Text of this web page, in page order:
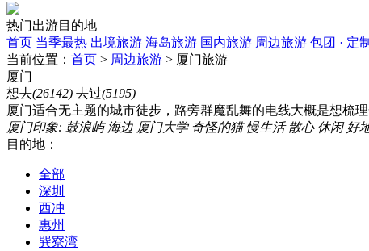
热门出游目的地
首页 当季最热 出境旅游 海岛旅游 国内旅游 周边旅游 包团 · 定制
当前位置： 首页 > 周边旅游 > 厦门旅游
厦门
想去(26142) 去过(5195)
厦门适合无主题的城市徒步，路旁群魔乱舞的电线大概是想梳
厦门印象: 鼓浪屿 海边 厦门大学 奇怪的猫 慢生活 散心 休闲 好
目的地：
全部
深圳
西冲
惠州
巽寮湾